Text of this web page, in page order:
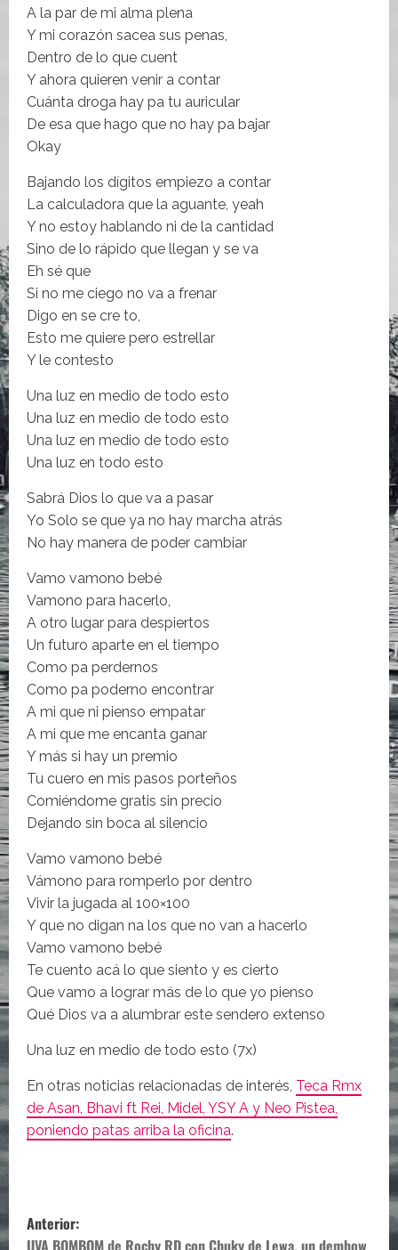
A la par de mi alma plena
Y mi corazón sacea sus penas,
Dentro de lo que cuent
Y ahora quieren venir a contar
Cuánta droga hay pa tu auricular
De esa que hago que no hay pa bajar
Okay
Bajando los dígitos empiezo a contar
La calculadora que la aguante, yeah
Y no estoy hablando ni de la cantidad
Sino de lo rápido que llegan y se va
Eh sé que
Si no me ciego no va a frenar
Digo en se cre to,
Esto me quiere pero estrellar
Y le contesto
Una luz en medio de todo esto
Una luz en medio de todo esto
Una luz en medio de todo esto
Una luz en todo esto
Sabrá Dios lo que va a pasar
Yo Solo se que ya no hay marcha atrás
No hay manera de poder cambiar
Vamo vamono bebé
Vamono para hacerlo,
A otro lugar para despiertos
Un futuro aparte en el tiempo
Como pa perdernos
Como pa poderno encontrar
A mi que ni pienso empatar
A mi que me encanta ganar
Y más si hay un premio
Tu cuero en mis pasos porteños
Comiéndome gratis sin precio
Dejando sin boca al silencio
Vamo vamono bebé
Vámono para romperlo por dentro
Vivir la jugada al 100×100
Y que no digan na los que no van a hacerlo
Vamo vamono bebé
Te cuento acá lo que siento y es cierto
Que vamo a lograr más de lo que yo pienso
Qué Dios va a alumbrar este sendero extenso
Una luz en medio de todo esto (7x)
En otras noticias relacionadas de interés, Teca Rmx
de Asan, Bhavi ft Rei, Midel, YSY A y Neo Pistea,
poniendo patas arriba la oficina.
N
Anterior:
UVA BOMBOM de Rochy RD con Chuky de Lewa, un dembow